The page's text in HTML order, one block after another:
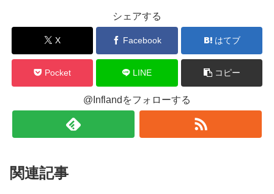
シェアする
X Facebook はてブ
Pocket LINE コピー
@Inflandをフォローする
関連記事